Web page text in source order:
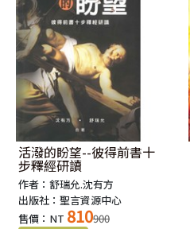
活潑的盼望--彼得前書十
步釋經研讀
作者：舒瑞允.沈有方
出版社：聖言資源中心
售價：NT 810900